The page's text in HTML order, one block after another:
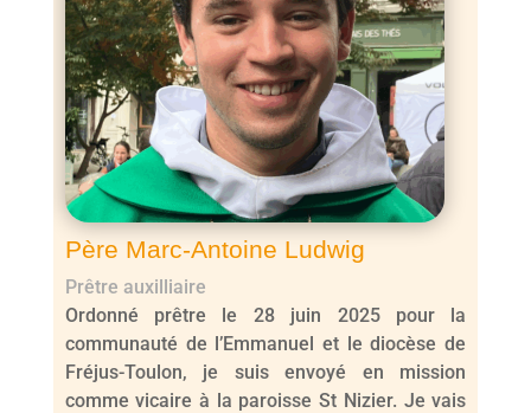
Père Marc-Antoine Ludwig
Prêtre auxilliaire
Ordonné prêtre le 28 juin 2025 pour la
communauté de l’Emmanuel et le diocèse de
Fréjus-Toulon, je suis envoyé en mission
comme vicaire à la paroisse St Nizier. Je vais